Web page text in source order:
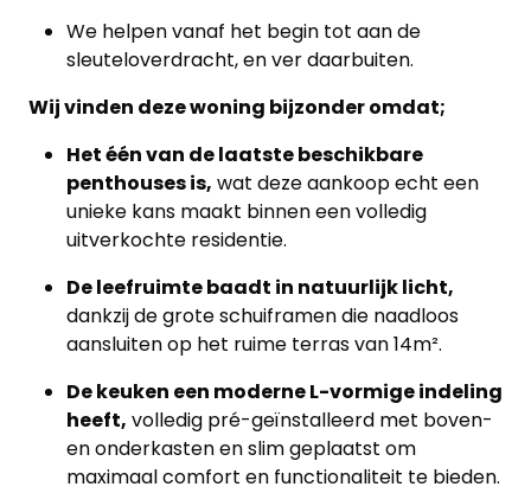
We helpen vanaf het begin tot aan de
sleuteloverdracht, en ver daarbuiten.
Wij vinden deze woning bijzonder omdat;
Het één van de laatste beschikbare
penthouses is, wat deze aankoop echt een
unieke kans maakt binnen een volledig
uitverkochte residentie.
De leefruimte baadt in natuurlijk licht,
dankzij de grote schuiframen die naadloos
aansluiten op het ruime terras van 14m².
De keuken een moderne L-vormige indeling
heeft, volledig pré-geïnstalleerd met boven-
en onderkasten en slim geplaatst om
maximaal comfort en functionaliteit te bieden.